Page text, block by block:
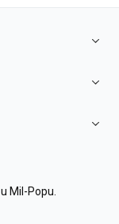
Mil-Popu.